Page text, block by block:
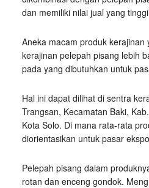
dan memiliki nilai jual yang
Aneka macam produk kerajinan
kerajinan pelepah pisang lebih
pada yang dibutuhkan untuk
Hal ini dapat dilihat di sentra
Trangsan, Kecamatan Baki,
Kota Solo. Di mana rata-rata
diorientasikan untuk pasar
Pelepah pisang dalam
rotan dan enceng gondok.